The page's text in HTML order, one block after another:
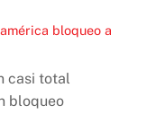
bloqueo a
casi total
bloqueo